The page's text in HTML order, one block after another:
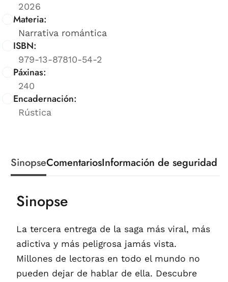
2026
Materia:
Narrativa romántica
ISBN:
979-13-87810-54-2
Páxinas:
240
Encadernación:
Rústica
SinopseComentariosInformación de seguridad
Sinopse
La tercera entrega de la saga más viral, más
adictiva y más peligrosa jamás vista.
Millones de lectoras en todo el mundo no
pueden dejar de hablar de ella. Descubre